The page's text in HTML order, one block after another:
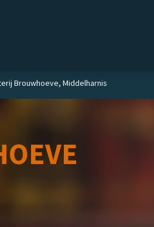
Brouwhoeve, Middelharnis